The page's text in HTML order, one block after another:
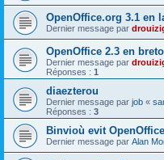
OpenOffice.org 3.1 en
Dernier message par
OpenOffice 2.3 en
Dernier message par
Réponses : 1
diaezterou
Dernier message par job «
Réponses : 3
Binvioù evit
Dernier message par Alan